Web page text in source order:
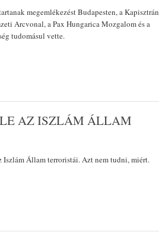
megemlékezést Budapesten, a Kapisztrán
Arcvonal, a Pax Hungarica Mozgalom és a
tudomásul vette.
AZ ISZLÁM ÁLLAM
Állam terroristái. Azt nem tudni, miért.